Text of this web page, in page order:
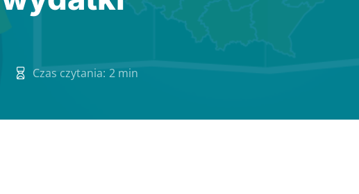
Czas czytania: 2 min